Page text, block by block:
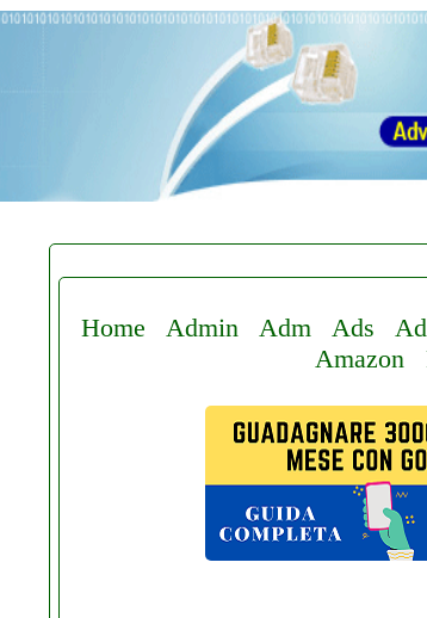
Home Admin Adm Ads
Amazon